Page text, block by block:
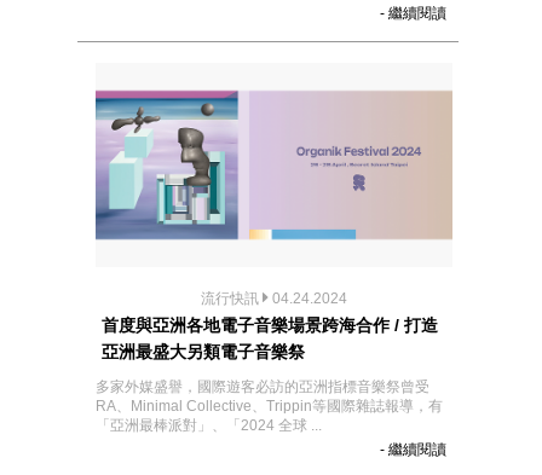
- 繼續閱讀
流行快訊 04.24.2024
首度與亞洲各地電子音樂場景跨海合作 / 打造
亞洲最盛大另類電子音樂祭
多家外媒盛譽，國際遊客必訪的亞洲指標音樂祭曾受
RA、Minimal Collective、Trippin等國際雜誌報導，有
「亞洲最棒派對」、「2024 全球 ...
- 繼續閱讀